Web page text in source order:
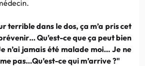
terrible dans le dos, ça m’a pris cet
Qu’est-ce que ça peut bien
n’ai jamais été malade moi… Je ne
pas…Qu’est-ce qui m’arrive ?"